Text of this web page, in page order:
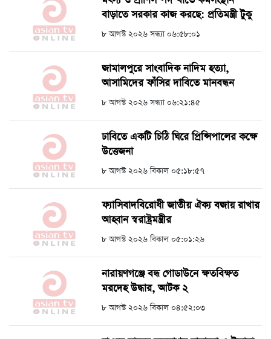
বাড়াতে সরকার কাজ করছে: প্রতিমন্ত্রী টুকু
৮ আগস্ট ২০২৬ সন্ধ্যা ০৬:৫৮:০১
জামালপুরে সাংবাদিক নাদিম হত্যা,
আসামিদের ফাঁসির দাবিতে মানবন্ধন
৮ আগস্ট ২০২৬ সন্ধ্যা ০৬:২১:৪৫
ঢাবিতে একটি চিঠি ঘিরে প্রিন্সিপালের কক্ষে
উত্তেজনা
৮ আগস্ট ২০২৬ বিকাল ০৫:১৮:৫৭
ফ্যাসিবাদবিরোধী জাতীয় ঐক্য বজায় রাখার
আহ্বান স্বরাষ্ট্রমন্ত্রীর
৮ আগস্ট ২০২৬ বিকাল ০৫:০১:২৬
নারায়ণগঞ্জে বন্ধ গোডাউনে ক্ষতবিক্ষত
মরদেহ উদ্ধার, আটক ২
৮ আগস্ট ২০২৬ বিকাল ০৪:৫২:০৩